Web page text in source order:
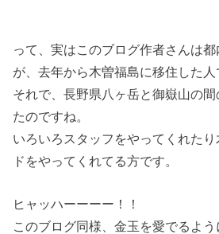
って、実はこのブログ作者さんは
が、去年から木曽福島に移住した人
それで、長野県八ヶ岳と御嶽山の
たのですね。
いろいろスタッフをやってくれた
ドをやってくれてる方です。
ヒャッハーーーー！！
このブログ同様、金玉を愛でるよう